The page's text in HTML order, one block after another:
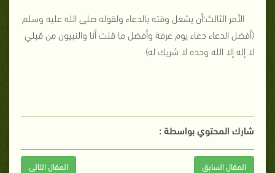
الأمر الثالث:أن يشغل وقته بالدعاء ولقوله صلى الله عليه وسلم
(أفضل الدعاء دعاء يوم عرفة وأفضل ما قلت أنا والنبيون من قبلي
لا إله إلا الله وحده لا شريك له)
شارك المحتوي بواسطة :
المقال السابق المقال التالى